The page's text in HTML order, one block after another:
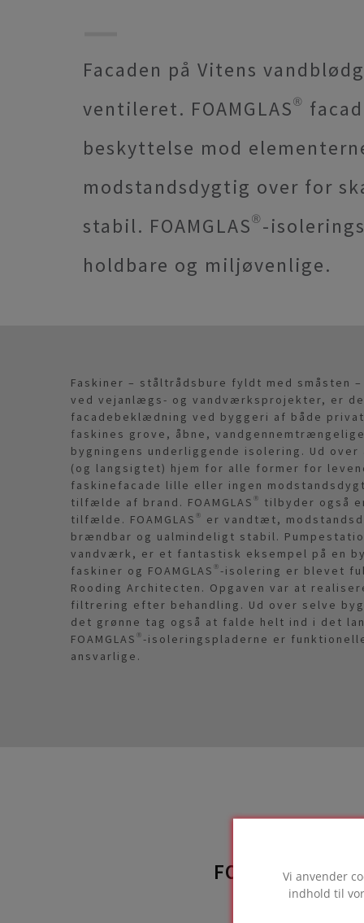
Vi anvender
indhold til
Facaden på Vitens
ventileret. FOAMGLAS®
beskyttelse mod
modstandsdygtig over for
stabil. FOAMGLAS®-
holdbare og miljøvenlige.
Faskiner – ståltrådsbure fyldt med småsten
ved vejanlægs- og vandværksprojekter, er
facadebeklædning ved byggeri af både
faskines grove, åbne,
bygningens underliggende isolering. Ud
(og langsigtet) hjem for alle former for
faskinefacade lille eller ingen
tilfælde af brand. FOAMGLAS® tilbyder også
tilfælde. FOAMGLAS® er vandtæt,
brændbar og ualmindeligt stabil.
vandværk, er et fantastisk eksempel på en
faskiner og FOAMGLAS®-isolering er blevet
Rooding Architecten. Opgaven var at
filtrering efter behandling. Ud over selve
det grønne tag også at falde helt ind i det
FOAMGLAS®-isoleringspladerne er
ansvarlige.
FOAMGLAS®-